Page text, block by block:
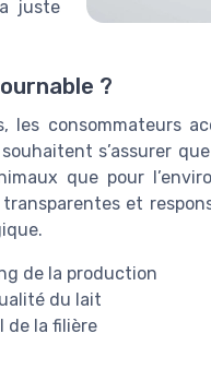
juste
?
les consommateurs
s’assurer
que pour
et
de la production
du lait
de la filière